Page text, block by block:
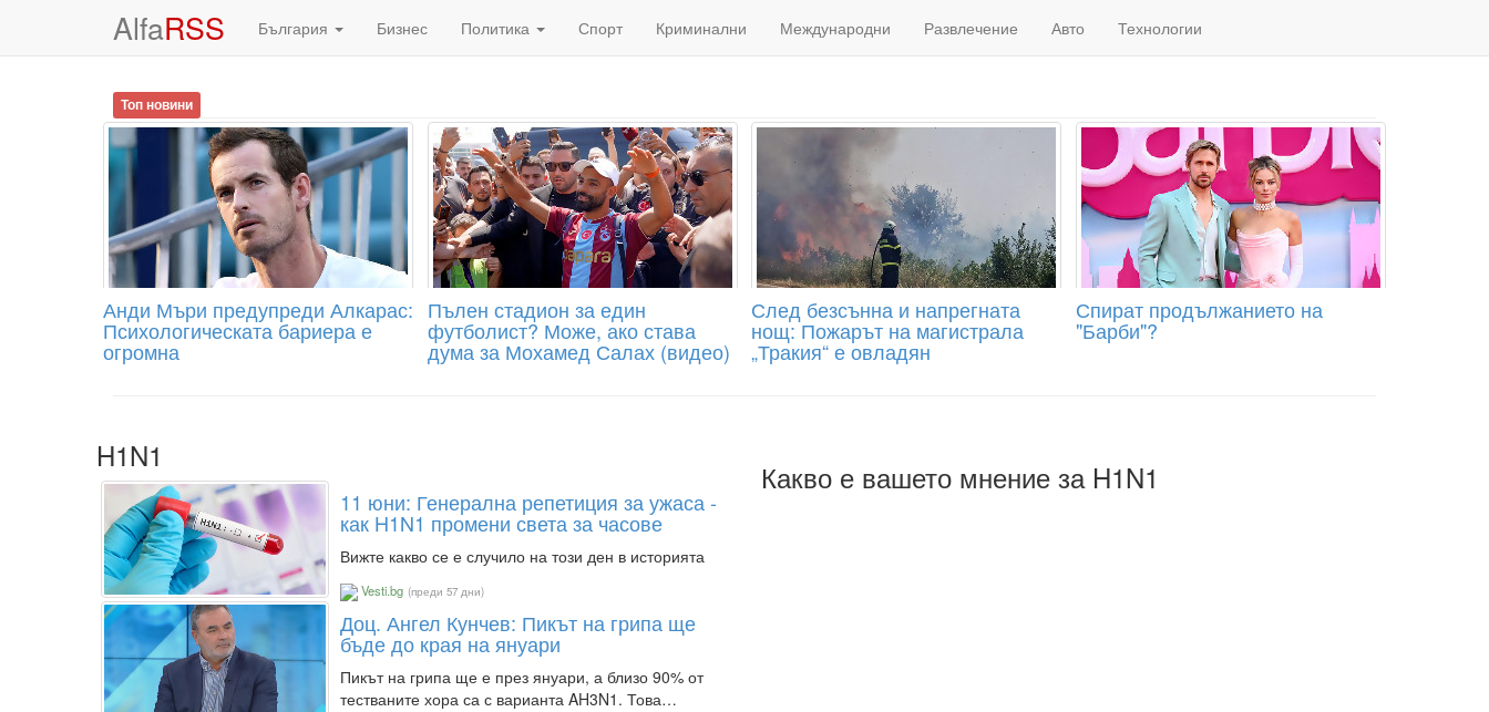
AlfaRSS България Бизнес Политика Спорт Криминални Международни Развлечение Авто Технологии
Топ новини
Анди Мъри предупреди Алкарас:
Психологическата бариера е
огромна
Пълен стадион за един
футболист? Може, ако става
дума за Мохамед Салах (видео)
След безсънна и напрегната
нощ: Пожарът на магистрала
„Тракия“ е овладян
Спират продължанието на
"Барби"?
H1N1
11 юни: Генерална репетиция за ужаса -
как H1N1 промени света за часове
Вижте какво се е случило на този ден в историята
Vesti.bg (преди 57 дни)
Доц. Ангел Кунчев: Пикът на грипа ще
бъде до края на януари
Пикът на грипа ще е през януари, а близо 90% от
тестваните хора са с варианта AH3N1. Това…
Какво е вашето мнение за H1N1